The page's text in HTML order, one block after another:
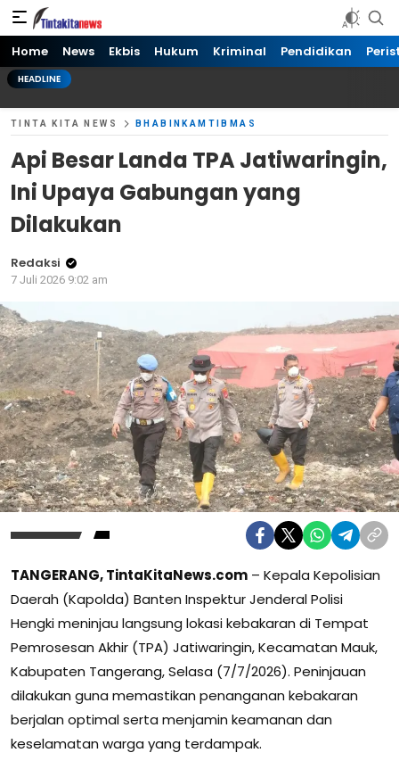
Tinta kita News
Informasi Terkini
Home News Ekbis Hukum Kriminal Pendidikan
HEADLINE
TINTA KITA NEWS BHABINKAMTIBMAS
Api Besar Landa TPA Jatiwaringin,
Ini Upaya Gabungan yang
Dilakukan
Redaksi
7 Juli 2026 9:02 am
TANGERANG, TintaKitaNews.com – Kepala Kepolisian
Daerah (Kapolda) Banten Inspektur Jenderal Polisi
Hengki meninjau langsung lokasi kebakaran di Tempat
Pemrosesan Akhir (TPA) Jatiwaringin, Kecamatan Mauk,
Kabupaten Tangerang, Selasa (7/7/2026). Peninjauan
dilakukan guna memastikan penanganan kebakaran
berjalan optimal serta menjamin keamanan dan
keselamatan warga yang terdampak.